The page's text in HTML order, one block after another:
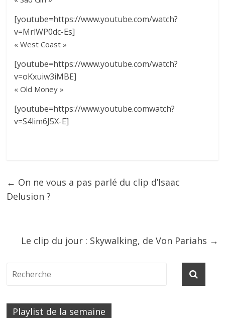
[youtube=https://www.youtube.com/watch?
v=MrlWP0dc-Es]
« West Coast »
[youtube=https://www.youtube.com/watch?
v=oKxuiw3iMBE]
« Old Money »
[youtube=https://www.youtube.comwatch?
v=S4lim6J5X-E]
← On ne vous a pas parlé du clip d’Isaac
Delusion ?
Le clip du jour : Skywalking, de Von Pariahs →
Playlist de la semaine